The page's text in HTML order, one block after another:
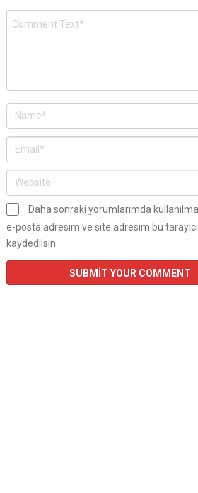
Daha sonraki yorumlarımda
e-posta adresim ve site adresim bu
kaydedilsin.